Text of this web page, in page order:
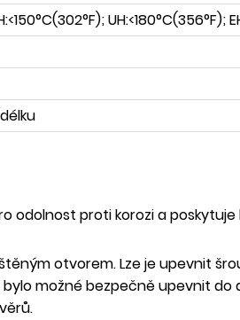
UH:<180°C(356°F);
odolnost proti korozi a
otvorem. Lze je upevnit
možné bezpečně upevnit do